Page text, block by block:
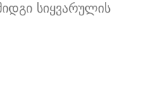
სიყვარულის